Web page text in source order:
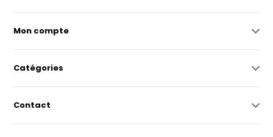
Mon compte
Catégories
Contact